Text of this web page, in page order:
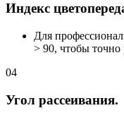
Индекс
Для
> 90, чтобы
04
Угол рассеивания.